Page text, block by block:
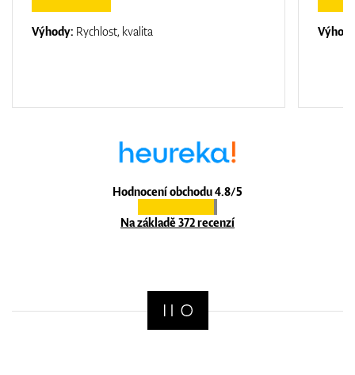
Hodnocení obchodu 4.8/5
Na základě 372 recenzí
Výhody: Rychlost, kvalita